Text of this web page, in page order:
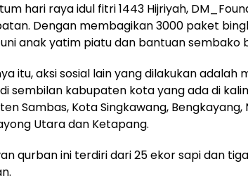
hari raya idul fitri 1443 Hijriyah,
Dengan membagikan 3000 paket
anak yatim piatu dan bantuan sembako
itu, aksi sosial lain yang dilakukan
sembilan kabupaten kota yang ada di
Sambas, Kota Singkawang,
Utara dan Ketapang.
qurban ini terdiri dari 25 ekor sapi dan